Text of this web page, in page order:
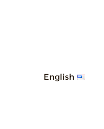
English